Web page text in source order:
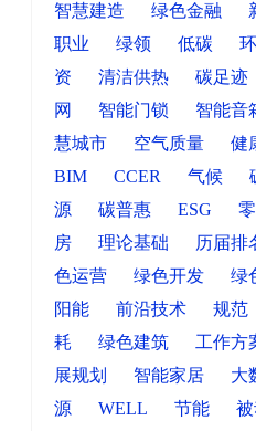
智慧建造 绿色金融
职业
绿领 低碳
资
清洁供热 碳足迹
网
智能门锁 智能音
慧城市
空气质量 健
BIM
CCER 气候
源
碳普惠 ESG
房
理论基础 历届排
色运营
绿色开发 绿
阳能
前沿技术 规范
耗
绿色建筑 工作方
展规划
智能家居 大
源
WELL 节能